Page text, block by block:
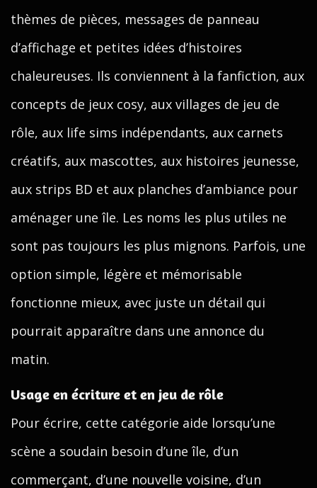
thèmes de pièces, messages de panneau
d’affichage et petites idées d’histoires
chaleureuses. Ils conviennent à la fanfiction, aux
concepts de jeux cosy, aux villages de jeu de
rôle, aux life sims indépendants, aux carnets
créatifs, aux mascottes, aux histoires jeunesse,
aux strips BD et aux planches d’ambiance pour
aménager une île. Les noms les plus utiles ne
sont pas toujours les plus mignons. Parfois, une
option simple, légère et mémorisable
fonctionne mieux, avec juste un détail qui
pourrait apparaître dans une annonce du
matin.
Usage en écriture et en jeu de rôle
Pour écrire, cette catégorie aide lorsqu’une
scène a soudain besoin d’une île, d’un
commerçant, d’une nouvelle voisine, d’un